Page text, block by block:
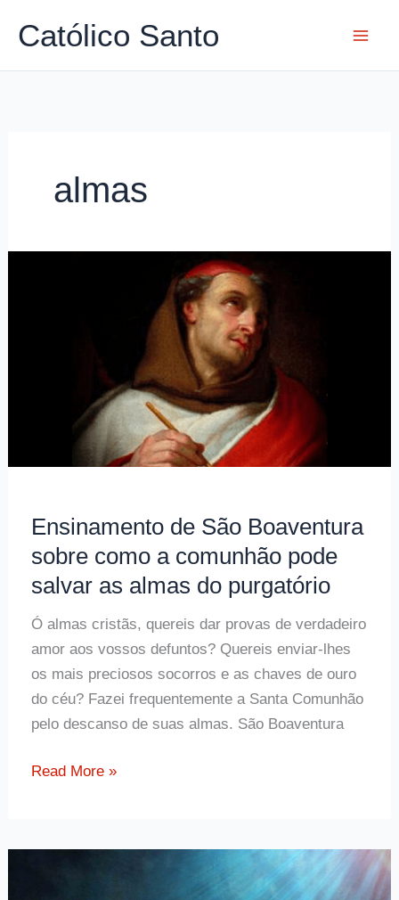
paraCatólico Santo
almas
Ensinamento de São Boaventura
sobre como a comunhão pode
salvar as almas do purgatório
Ó almas cristãs, quereis dar provas de verdadeiro
amor aos vossos defuntos? Quereis enviar-lhes
os mais preciosos socorros e as chaves de ouro
do céu? Fazei frequentemente a Santa Comunhão
pelo descanso de suas almas. São Boaventura
Ensinamento
Boaventura
Read More »